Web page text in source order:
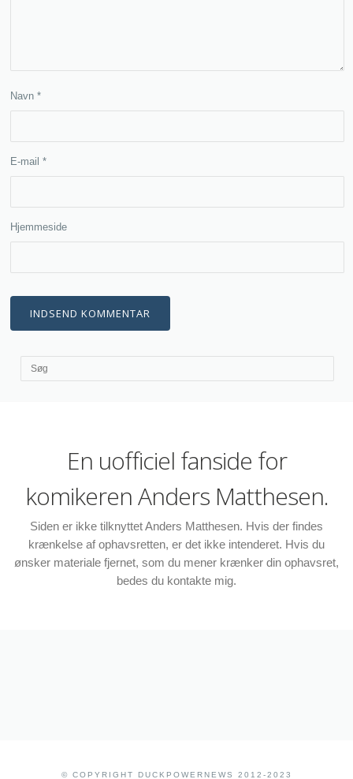
Navn*
E-mail*
Hjemmeside
En uofficiel fanside for
komikeren Anders Matthesen.
Siden er ikke tilknyttet Anders Matthesen. Hvis der findes
krænkelse af ophavsretten, er det ikke intenderet. Hvis du
ønsker materiale fjernet, som du mener krænker din ophavsret,
bedes du kontakte mig.
© COPYRIGHT DUCKPOWERNEWS 2012-2023